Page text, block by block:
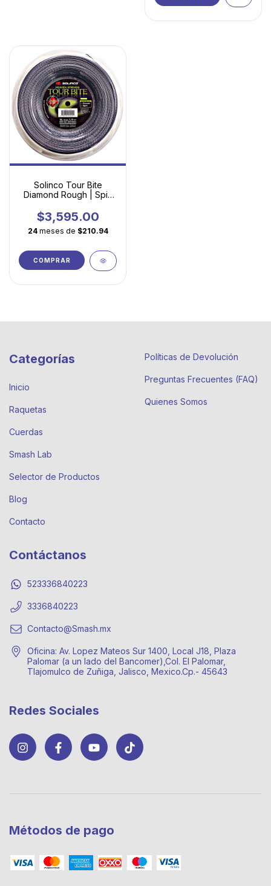
Solinco Tour Bite
Diamond Rough | Spin
Agresiva
$3,595.00
24 meses de $210.94
COMPRAR
Categorías
Inicio
Raquetas
Cuerdas
Smash Lab
Selector de Productos
Blog
Contacto
Políticas de Devolución
Preguntas Frecuentes (FAQ)
Quienes Somos
Contáctanos
523336840223
3336840223
Contacto@Smash.mx
Oficina: Av. Lopez Mateos Sur 1400, Local J18, Plaza
Palomar (a un lado del Bancomer),Col. El Palomar,
Tlajomulco de Zuñiga, Jalisco, Mexico.Cp.- 45643
Redes Sociales
Métodos de pago